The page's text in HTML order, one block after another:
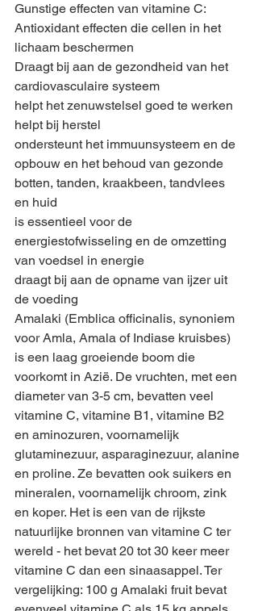
Gunstige effecten van vitamine C:
Antioxidant effecten die cellen in het
lichaam beschermen
Draagt bij aan de gezondheid van het
cardiovasculaire systeem
helpt het zenuwstelsel goed te werken
helpt bij herstel
ondersteunt het immuunsysteem en de
opbouw en het behoud van gezonde
botten, tanden, kraakbeen, tandvlees
en huid
is essentieel voor de
energiestofwisseling en de omzetting
van voedsel in energie
draagt bij aan de opname van ijzer uit
de voeding
Amalaki (Emblica officinalis, synoniem
voor Amla, Amala of Indiase kruisbes)
is een laag groeiende boom die
voorkomt in Azië. De vruchten, met een
diameter van 3-5 cm, bevatten veel
vitamine C, vitamine B1, vitamine B2
en aminozuren, voornamelijk
glutaminezuur, asparaginezuur, alanine
en proline. Ze bevatten ook suikers en
mineralen, voornamelijk chroom, zink
en koper. Het is een van de rijkste
natuurlijke bronnen van vitamine C ter
wereld - het bevat 20 tot 30 keer meer
vitamine C dan een sinaasappel. Ter
vergelijking: 100 g Amalaki fruit bevat